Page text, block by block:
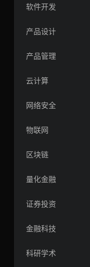
软件开发
产品设计
产品管理
云计算
网络安全
物联网
区块链
量化金融
证券投资
金融科技
科研学术